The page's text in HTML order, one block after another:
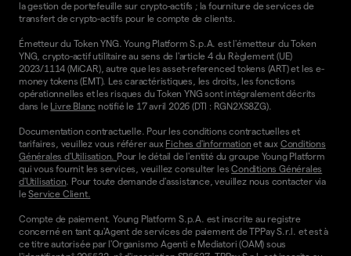
la gestion de portefeuille sur crypto-actifs ; la fourniture de services de
transfert de crypto-actifs pour le compte de clients.
Émetteur du Token YNG. Young Platform S.p.A. est l'émetteur du Token
YNG, crypto-actif utilitaire au sens de l'article 4 du Règlement (UE)
2023/1114 (MiCAR), autre que les asset-referenced tokens (ART) et les e-
money tokens (EMT). Les caractéristiques, les droits, les fonctions
opérationnelles et les risques du Token YNG sont intégralement décrits
dans le
Livre Blanc notifié le 17 avril 2026 (DTI : RGN2XS8ZG).
Documentation contractuelle. Pour les conditions contractuelles et
tarifaires, veuillez vous référer aux Fiches d'information et aux Conditions
Générales d'Utilisation. Pour le détail de l'entité du groupe Young Platform
qui vous fournit les services, veuillez consulter lesConditions Générales
d'Utilisation. Pour toute demande d'assistance, veuillez nous contacter via
leService Client.
Compte de paiement. Young Platform S.p.A. est inscrite au registre
concerné en tant qu'Agent de services de paiement de TPPay S.r.l. et est à
ce titre autorisée par l'Organismo Agenti e Mediatori (OAM) sous